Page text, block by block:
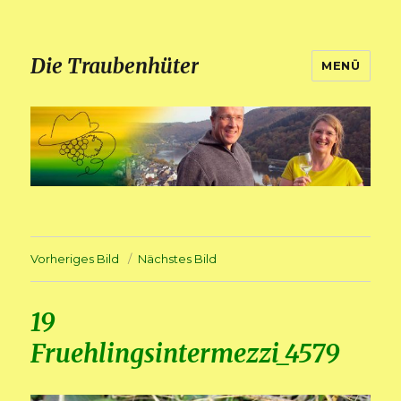
Die Traubenhüter MENÜ
Vorheriges Bild Nächstes Bild
19
Fruehlingsintermezzi_4579